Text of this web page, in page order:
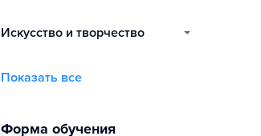
искусство и творчество
Показать все
Форма обучения